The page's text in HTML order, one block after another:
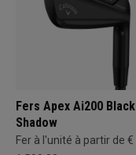
Fers Apex Ai200 Black
Shadow
Fer à l'unité à partir de €